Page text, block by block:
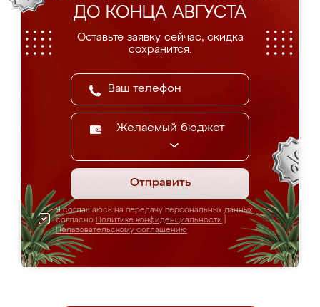
ДО КОНЦА АВГУСТА
Оставьте заявку сейчас, скидка
сохранится.
Желаемый бюджет
Отправить
Я соглашаюсь на передачу персональных данных
согласно Политике конфиденциальности
Пользовательскому соглашению